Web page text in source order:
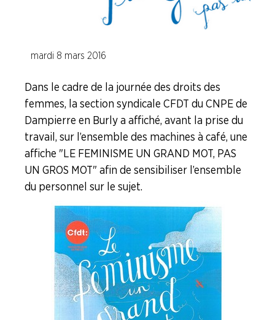
Branche Papier Carton
Branche Pharma
Branche Plasturgie
Branche Verre
NOS
SERVICES
CONNAÎTRE
mardi 8 mars 2016
Dans le cadre de la journée des droits des
femmes, la section syndicale CFDT du CNPE de
Dampierre en Burly a affiché, avant la prise du
travail, sur l’ensemble des machines à café, une
affiche "LE FEMINISME UN GRAND MOT, PAS
UN GROS MOT" afin de sensibiliser l’ensemble
du personnel sur le sujet.